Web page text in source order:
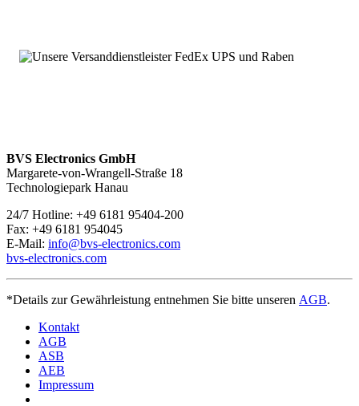
BVS Electronics GmbH
Margarete-von-Wrangell-Straße 18
Technologiepark Hanau
24/7 Hotline: +49 6181 95404-200
Fax: +49 6181 954045
E-Mail: info@bvs-electronics.com
bvs-electronics.com
*Details zur Gewährleistung entnehmen Sie bitte unseren AGB.
Kontakt
AGB
ASB
AEB
Impressum